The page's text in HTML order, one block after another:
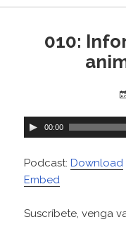
010:
R
e
p
r
d
00:00
Podcast:Download
Embed
Suscríbete, venga